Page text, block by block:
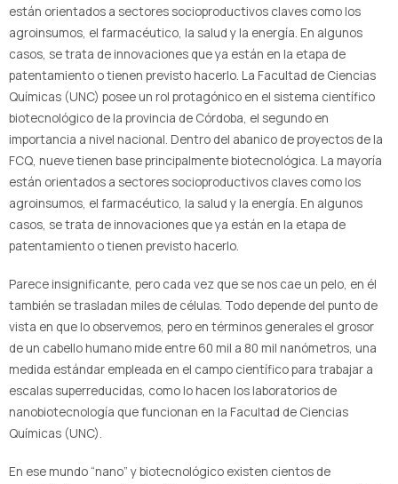
están orientados a sectores socioproductivos claves como los
agroinsumos, el farmacéutico, la salud y la energía. En algunos
casos, se trata de innovaciones que ya están en la etapa de
patentamiento o tienen previsto hacerlo. La Facultad de Ciencias
Químicas (UNC) posee un rol protagónico en el sistema científico
biotecnológico de la provincia de Córdoba, el segundo en
importancia a nivel nacional. Dentro del abanico de proyectos de la
FCQ, nueve tienen base principalmente biotecnológica. La mayoría
están orientados a sectores socioproductivos claves como los
agroinsumos, el farmacéutico, la salud y la energía. En algunos
casos, se trata de innovaciones que ya están en la etapa de
patentamiento o tienen previsto hacerlo.
Parece insignificante, pero cada vez que se nos cae un pelo, en él
también se trasladan miles de células. Todo depende del punto de
vista en que lo observemos, pero en términos generales el grosor
de un cabello humano mide entre 60 mil a 80 mil nanómetros, una
medida estándar empleada en el campo científico para trabajar a
escalas superreducidas, como lo hacen los laboratorios de
nanobiotecnología que funcionan en la Facultad de Ciencias
Químicas (UNC).
En ese mundo “nano” y biotecnológico existen cientos de